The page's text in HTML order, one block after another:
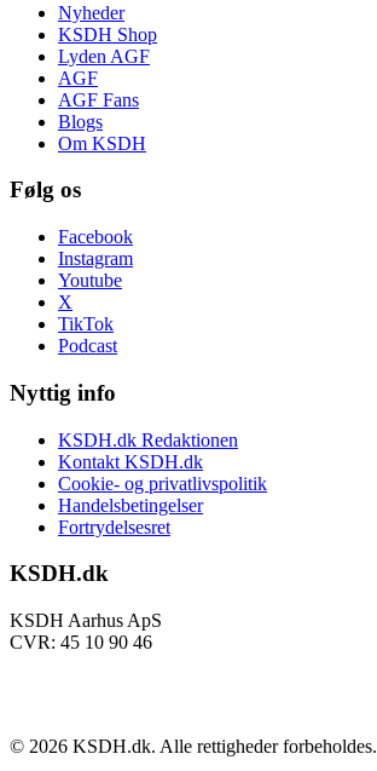
Nyheder
KSDH Shop
Lyden AGF
AGF
AGF Fans
Blogs
Om KSDH
Følg os
Facebook
Instagram
Youtube
X
TikTok
Podcast
Nyttig info
KSDH.dk Redaktionen
Kontakt KSDH.dk
Cookie- og privatlivspolitik
Handelsbetingelser
Fortrydelsesret
KSDH.dk
KSDH Aarhus ApS
CVR: 45 10 90 46
© 2026 KSDH.dk. Alle rettigheder forbeholdes.